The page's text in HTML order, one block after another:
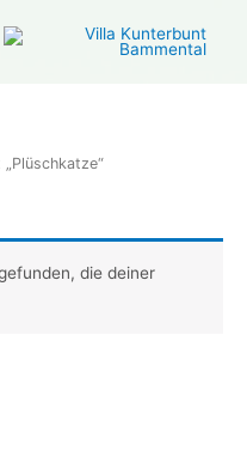
die deiner